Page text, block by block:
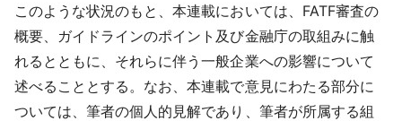
このような状況のもと、本連載においては、FATF審査の
概要、ガイドラインのポイント及び金融庁の取組みに触
れるとともに、それらに伴う一般企業への影響について
述べることとする。なお、本連載で意見にわたる部分に
ついては、筆者の個人的見解であり、筆者が所属する組